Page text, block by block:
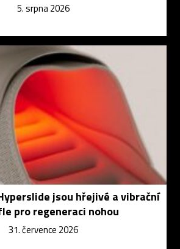
5. srpna 2026
jsou hřejivé a vibrační
pro regeneraci nohou
31. července 2026